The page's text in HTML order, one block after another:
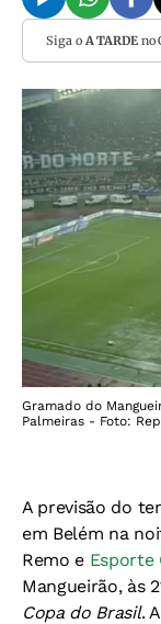
Siga o A TARDEno
Gramado do
Palmeiras - Foto:
A previsão do
em Belém na
Remo e Esporte
Mangueirão, às
Copa do Brasil.